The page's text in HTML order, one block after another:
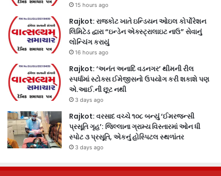
15 hours ago
Rajkot: રાજકોટ ખાતે ઇન્ડિયન ઓઇલ કોર્પોરેશન
લિમિટેડ દ્વારા “ઇન્ડેન એક્સ્ટ્રાલાઇટ નાઉ” સેવાનું
લોન્ચિંગ કરાયું
16 hours ago
Rajkot: ‘અનંત અનાદિ વડનગર’ થીમની રીલ
સ્પર્ધામાં સ્ટોક્સ ઈમેજીસનો ઉપયોગ કરી શકાશે પણ
એ.આઈ.ની છૂટ નથી
3 days ago
Rajkot: વરસાદ વચ્ચે ૧૦૮ બન્યું ‘ઈમરજન્સી
પ્રસૂતિ ગૃહ’: જિલ્લાના ગ્રામ્ય વિસ્તારમાં ઓન ધી
સ્પોટ ૩ પ્રસૂતિ, એકનું હોસ્પિટલ સ્થળાંતર
3 days ago